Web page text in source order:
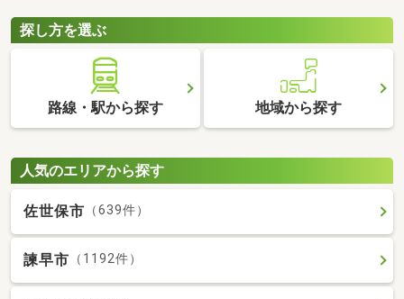
探し方を選ぶ
路線・駅から探す 地域から探す
人気のエリアから探す
佐世保市 （639件）
諫早市 （1192件）